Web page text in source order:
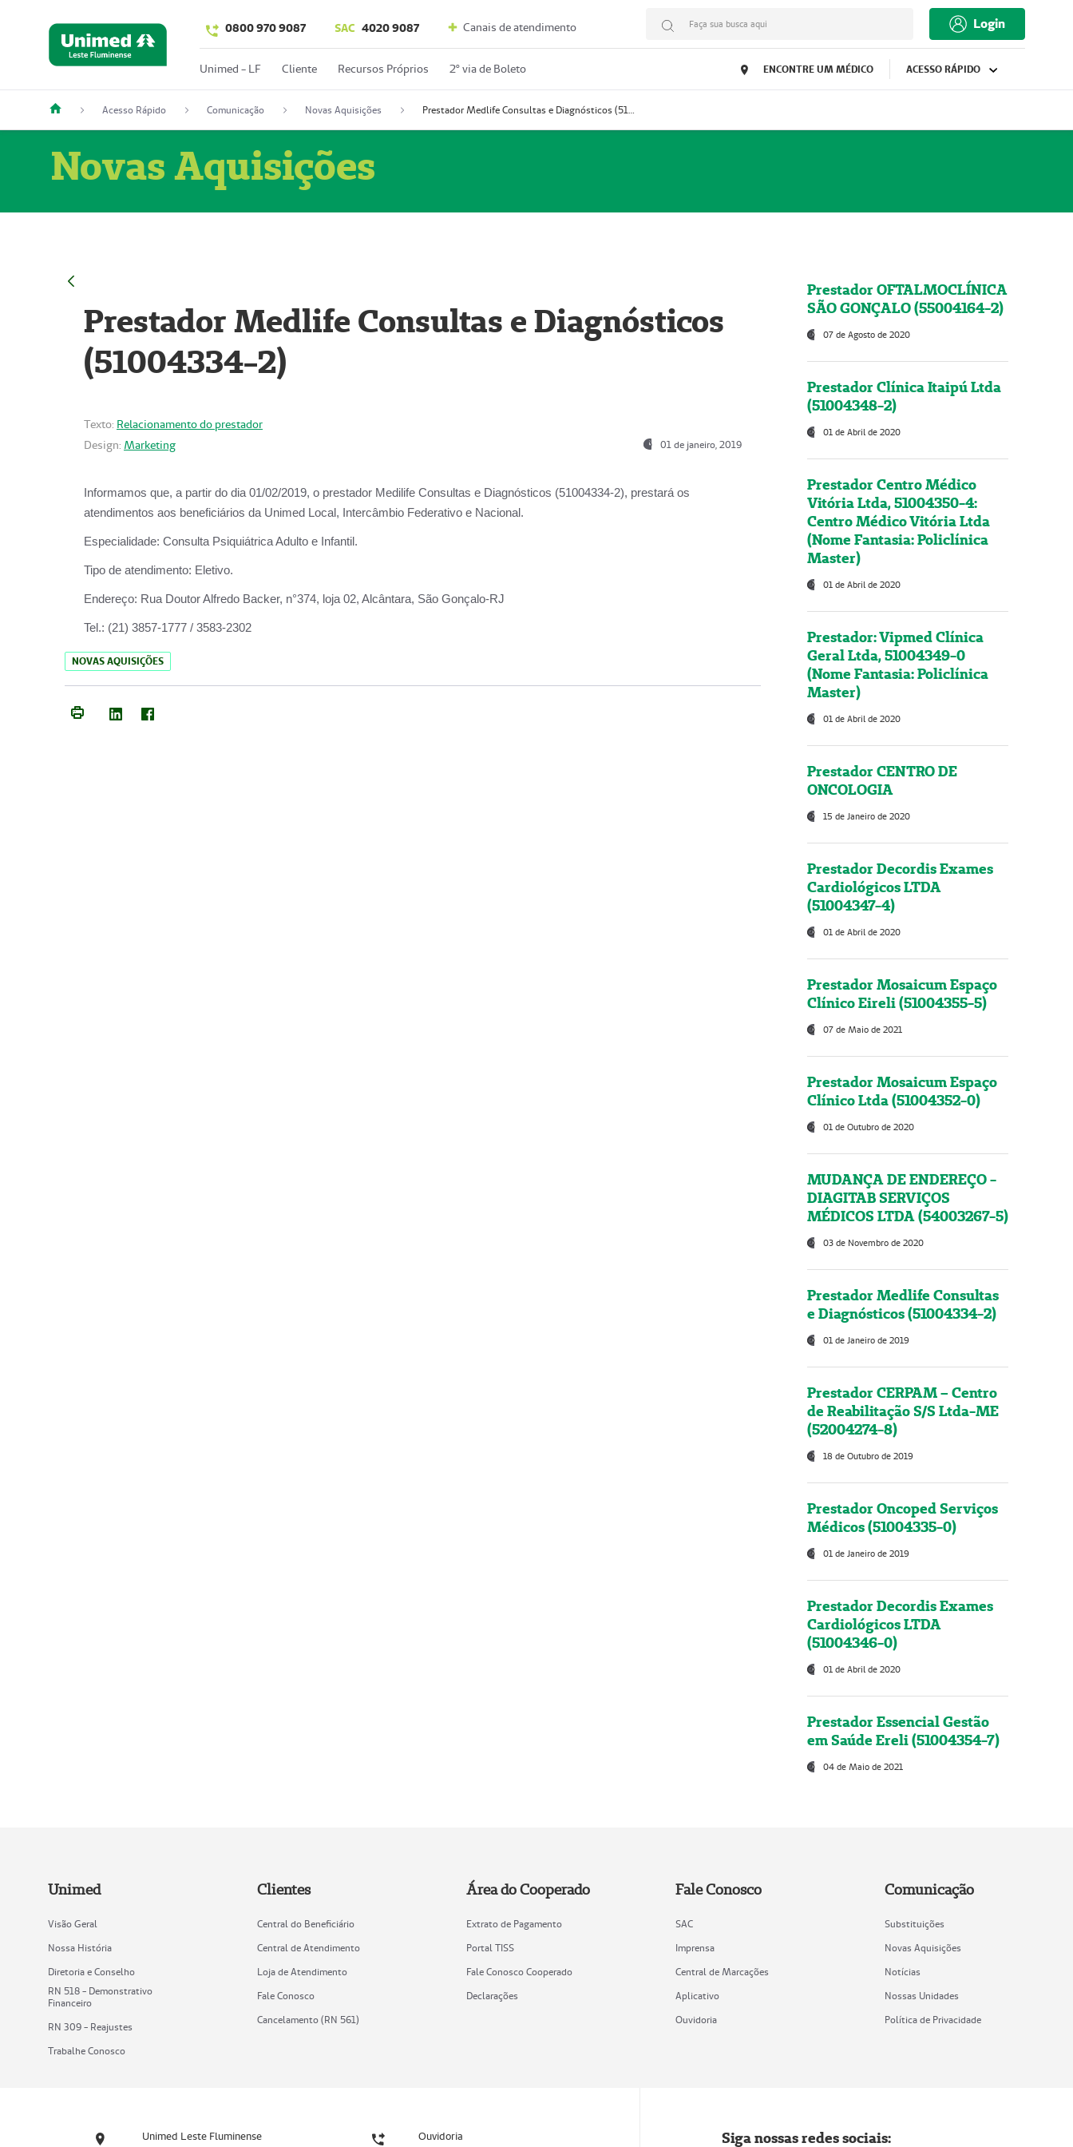
0800 970 9087 SAC 4020 9087 Canais de atendimento Faça sua busca aqui Login
Unimed - LF Cliente Recursos Próprios 2º via de Boleto ENCONTRE UM MÉDICO ACESSO RÁPIDO
Acesso Rápido Comunicação Novas Aquisições Prestador Medlife Consultas e Diagnósticos (51004334-2)
Novas Aquisições
Prestador Medlife Consultas e Diagnósticos
(51004334-2)
Texto: Relacionamento do prestador
Design: Marketing 01 de janeiro, 2019
Informamos que, a partir do dia 01/02/2019, o prestador Medilife Consultas e Diagnósticos (51004334-2), prestará os
atendimentos aos beneficiários da Unimed Local, Intercâmbio Federativo e Nacional.
Especialidade: Consulta Psiquiátrica Adulto e Infantil.
Tipo de atendimento: Eletivo.
Endereço: Rua Doutor Alfredo Backer, n°374, loja 02, Alcântara, São Gonçalo-RJ
Tel.: (21) 3857-1777 / 3583-2302
NOVAS AQUISIÇÕES
Prestador OFTALMOCLÍNICA
SÃO GONÇALO (55004164-2)
07 de Agosto de 2020
Prestador Clínica Itaipú Ltda
(51004348-2)
01 de Abril de 2020
Prestador Centro Médico
Vitória Ltda, 51004350-4:
Centro Médico Vitória Ltda
(Nome Fantasia: Policlínica
Master)
01 de Abril de 2020
Prestador: Vipmed Clínica
Geral Ltda, 51004349-0
(Nome Fantasia: Policlínica
Master)
01 de Abril de 2020
Prestador CENTRO DE
ONCOLOGIA
15 de Janeiro de 2020
Prestador Decordis Exames
Cardiológicos LTDA
(51004347-4)
01 de Abril de 2020
Prestador Mosaicum Espaço
Clínico Eireli (51004355-5)
07 de Maio de 2021
Prestador Mosaicum Espaço
Clínico Ltda (51004352-0)
01 de Outubro de 2020
MUDANÇA DE ENDEREÇO -
DIAGITAB SERVIÇOS
MÉDICOS LTDA (54003267-5)
03 de Novembro de 2020
Prestador Medlife Consultas
e Diagnósticos (51004334-2)
01 de Janeiro de 2019
Prestador CERPAM – Centro
de Reabilitação S/S Ltda-ME
(52004274-8)
18 de Outubro de 2019
Prestador Oncoped Serviços
Médicos (51004335-0)
01 de Janeiro de 2019
Prestador Decordis Exames
Cardiológicos LTDA
(51004346-0)
01 de Abril de 2020
Prestador Essencial Gestão
em Saúde Ereli (51004354-7)
04 de Maio de 2021
Unimed
Visão Geral
Nossa História
Diretoria e Conselho
RN 518 - Demonstrativo
Financeiro
RN 309 - Reajustes
Trabalhe Conosco
Clientes
Central do Beneficiário
Central de Atendimento
Loja de Atendimento
Fale Conosco
Cancelamento (RN 561)
Área do Cooperado
Extrato de Pagamento
Portal TISS
Fale Conosco Cooperado
Declarações
Fale Conosco
SAC
Imprensa
Central de Marcações
Aplicativo
Ouvidoria
Comunicação
Substituições
Novas Aquisições
Notícias
Nossas Unidades
Política de Privacidade
Unimed Leste Fluminense Ouvidoria Siga nossas redes sociais: